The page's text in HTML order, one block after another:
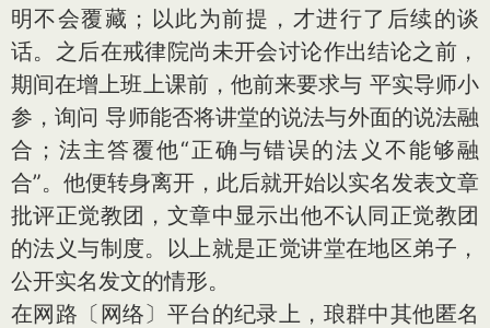
明不会覆藏；以此为前提，才进行了后续的谈
话。之后在戒律院尚未开会讨论作出结论之前，
期间在增上班上课前，他前来要求与 平实导师小
参，询问 导师能否将讲堂的说法与外面的说法融
合；法主答覆他“正确与错误的法义不能够融
合”。他便转身离开，此后就开始以实名发表文章
批评正觉教团，文章中显示出他不认同正觉教团
的法义与制度。以上就是正觉讲堂在地区弟子，
公开实名发文的情形。
在网路〔网络〕平台的纪录上，琅群中其他匿名